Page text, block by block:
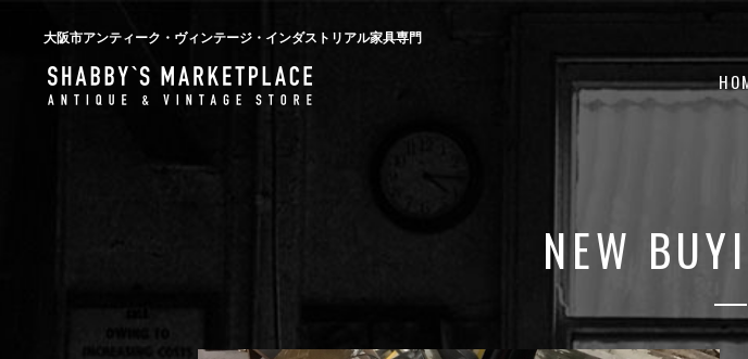
大阪市アンティーク・ヴィンテージ・インダストリアル家具専門
NEW